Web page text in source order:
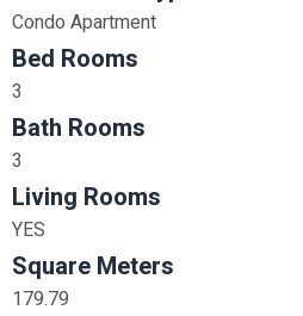
Condo Apartment
Bed Rooms
3
Bath Rooms
3
Living Rooms
YES
Square Meters
179.79